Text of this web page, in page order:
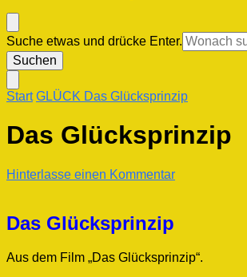
Suchst
du
nach
Suche etwas und drücke Enter.
Start GLÜCK Das Glücksprinzip
Das Glücksprinzip
Hinterlasse einen Kommentarzu
Das Glücksprinzip
Aus dem Film „Das Glücksprinzip“.